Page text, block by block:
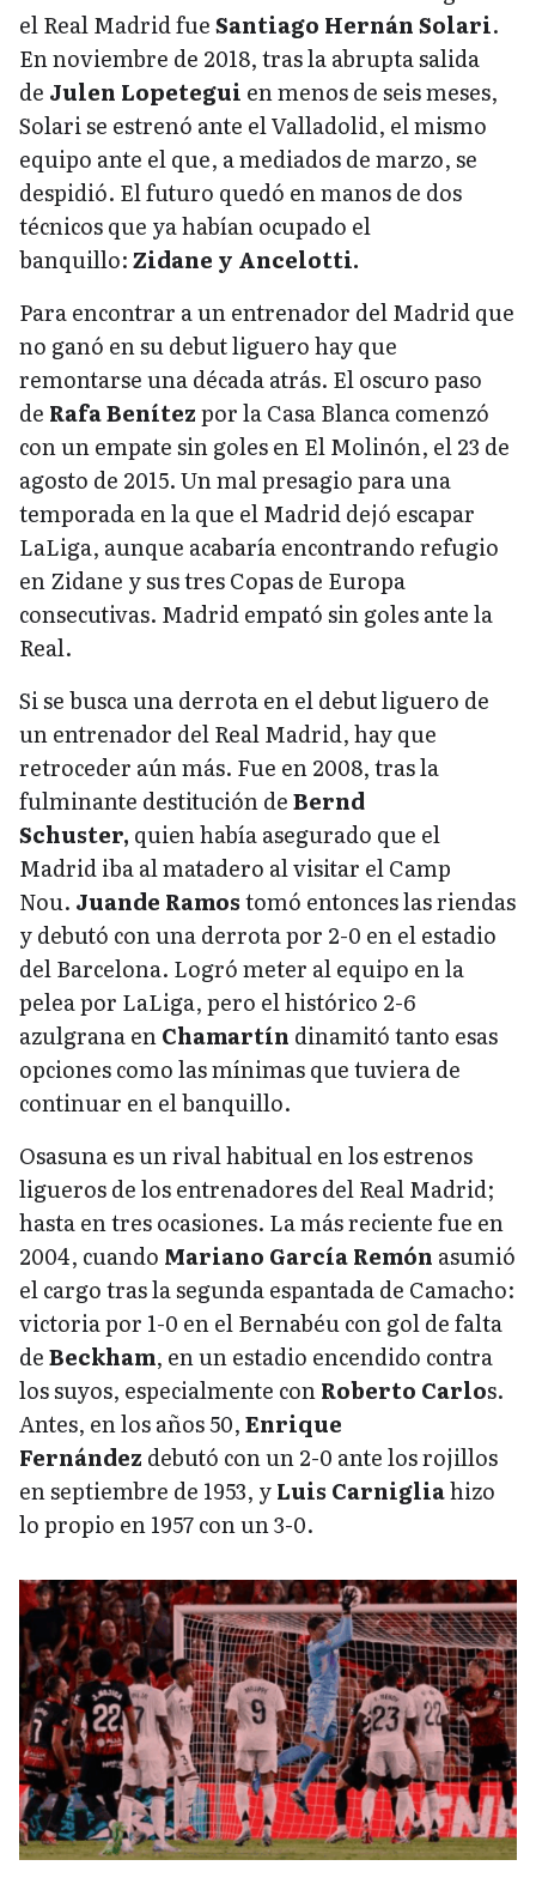
el Real Madrid fueSantiago Hernán Solari.
En noviembre de 2018, tras la abrupta salida
de Julen Lopetegui en menos de seis meses,
Solari se estrenó ante el Valladolid, el mismo
equipo ante el que, a mediados de marzo, se
despidió. El futuro quedó en manos de dos
técnicos que ya habían ocupado el
banquillo:Zidane y Ancelotti.
Para encontrar a un entrenador del Madrid que
no ganó en su debut liguero hay que
remontarse una década atrás. El oscuro paso
de Rafa Benítezpor la Casa Blanca comenzó
con un empate sin goles en El Molinón, el 23 de
agosto de 2015. Un mal presagio para una
temporada en la que el Madrid dejó escapar
LaLiga, aunque acabaría encontrando refugio
en Zidane y sus tres Copas de Europa
consecutivas. Madrid empató sin goles ante la
Real.
Si se busca una derrota en el debut liguero de
un entrenador del Real Madrid, hay que
retroceder aún más. Fue en 2008, tras la
fulminante destitución deBernd
Schuster, quien había asegurado que el
Madrid iba al matadero al visitar el Camp
Nou. Juande Ramostomó entonces las riendas
y debutó con una derrota por 2-0 en el estadio
del Barcelona. Logró meter al equipo en la
pelea por LaLiga, pero el histórico 2-6
azulgrana enChamartín dinamitó tanto esas
opciones como las mínimas que tuviera de
continuar en el banquillo.
Osasuna es un rival habitual en los estrenos
ligueros de los entrenadores del Real Madrid;
hasta en tres ocasiones. La más reciente fue en
2004, cuando Mariano García Remón asumió
el cargo tras la segunda espantada de Camacho:
victoria por 1-0 en el Bernabéu con gol de falta
deBeckham, en un estadio encendido contra
los suyos, especialmente conRoberto Carlos.
Antes, en los años 50,Enrique
Fernández debutó con un 2-0 ante los rojillos
en septiembre de 1953, yLuis Carnigliahizo
lo propio en 1957 con un 3-0.